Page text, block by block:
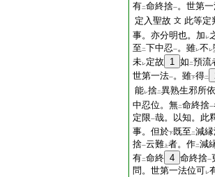
有二命終捨一。世第
定入聖故 文 此等定
事。亦分明也。加 レ
至 二下中忍一。雖レ不 レ
未レ定故 1 如 二預流
世第一法一。雖下得二
能レ捨二異熟生邪所
中忍位。無二命終捨一
定限一哉。以知。此
事。但於下既至 二減
捨一云難 上者。作二減
有二命終 4 命終捨一
問。世第一法位可レ